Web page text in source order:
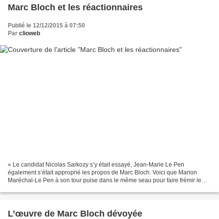
Marc Bloch et les réactionnaires
Publié le 12/12/2015 à 07:50
Par clioweb
« Le candidat Nicolas Sarkozy s’y était essayé, Jean-Marie Le Pen
également s’était approprié les propos de Marc Bloch. Voici que Marion
Maréchal-Le Pen à son tour puise dans le même seau pour faire frémir le
L’œuvre de Marc Bloch dévoyée